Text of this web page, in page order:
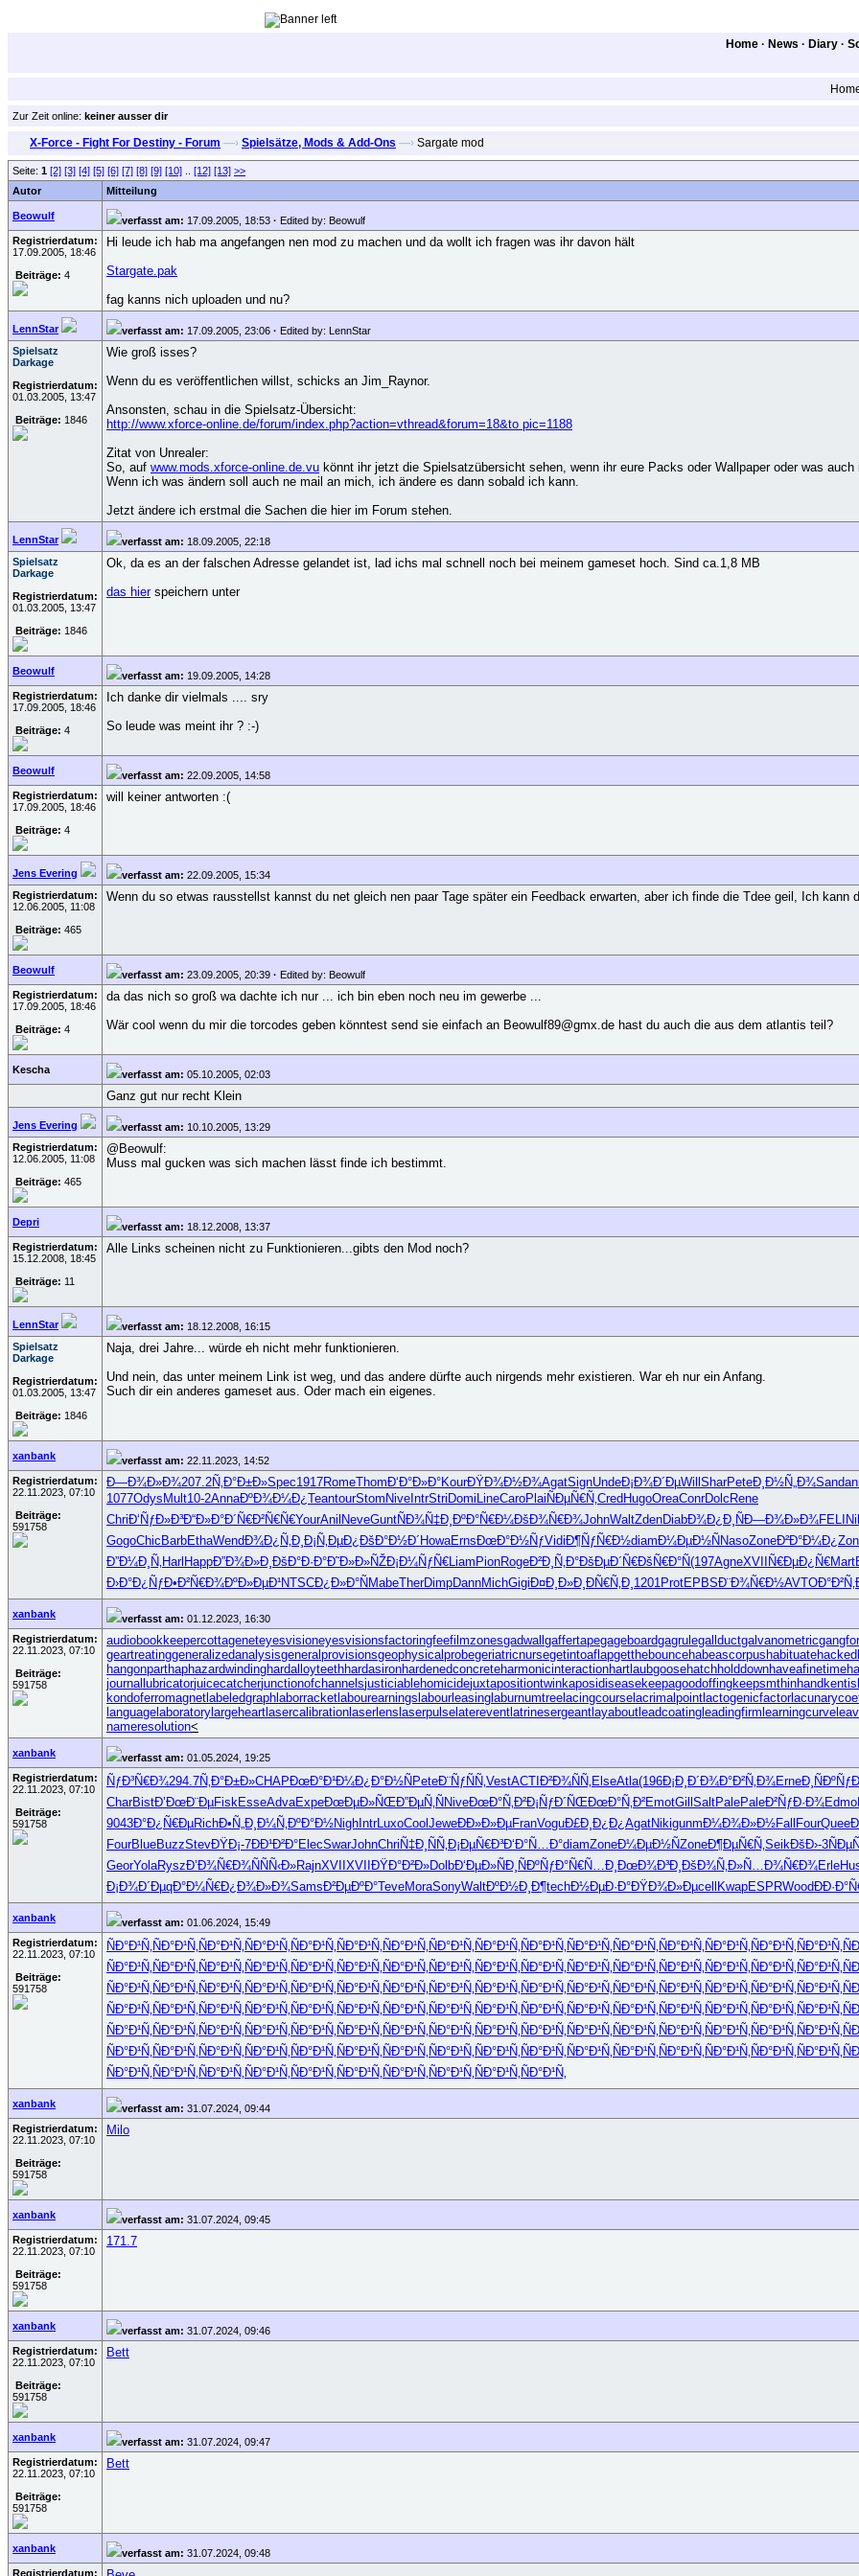
Home· News · Diary·
Zur Zeit online: keiner ausser dir
X-Force - Fight For Destiny - Forum —› Spielsätze, Mods & Add-Ons —› Sargate mod
Seite: 1 [2] [3] [4] [5] [6] [7] [8] [9] [10] [12] [13] >>
Autor
Mitteilung
Beowulf verfasst am: 17.09.2005, 18:53 · Edited by: Beowulf
Registrierdatum:
17.09.2005, 18:46
Beiträge: 4
Hi leude ich hab ma angefangen nen mod zu machen und da wollt ich fragen was ihr davon hält
Stargate.pak
fag kanns nich uploaden und nu?
LennStar verfasst am: 17.09.2005, 23:06 · Edited by: LennStar
Spielsatz
Darkage
Registrierdatum:
01.03.2005, 13:47
Beiträge: 1846
Wie groß isses?
Wenn du es veröffentlichen willst, schicks an Jim_Raynor.
Ansonsten, schau in die Spielsatz-Übersicht:
http://www.xforce-online.de/forum/index.php?action=vthread&forum=18&to pic=1188
Zitat von Unrealer:
So, auf www.mods.xforce-online.de.vu könnt ihr jetzt die Spielsatzübersicht sehen, wenn ihr eure Packs oder Wallpaper oder was
Wenn ich was ändern soll auch ne mail an mich, ich ändere es dann sobald ich kann.
Jetzt ändere ich erstmal die Sachen die hier im Forum stehen.
LennStar verfasst am: 18.09.2005, 22:18
Spielsatz
Darkage
Registrierdatum:
01.03.2005, 13:47
Beiträge: 1846
Ok, da es an der falschen Adresse gelandet ist, lad ichs mal schnell noch bei meinem gameset hoch. Sind ca.1,8 MB
das hierspeichern unter
Beowulf verfasst am: 19.09.2005, 14:28
Registrierdatum:
17.09.2005, 18:46
Beiträge: 4
Ich danke dir vielmals .... sry
So leude was meint ihr ? :-)
Beowulf verfasst am: 22.09.2005, 14:58
Registrierdatum:
17.09.2005, 18:46
Beiträge: 4
will keiner antworten :(
Jens Evering verfasst am: 22.09.2005, 15:34
Registrierdatum:
12.06.2005, 11:08
Beiträge: 465
Wenn du so etwas rausstellst kannst du net gleich nen paar Tage später ein Feedback erwarten, aber ich finde die Tdee geil, Ich
Beowulf verfasst am: 23.09.2005, 20:39 · Edited by: Beowulf
Registrierdatum:
17.09.2005, 18:46
Beiträge: 4
da das nich so groß wa dachte ich nur ... ich bin eben noch neu im gewerbe ...
Wär cool wenn du mir die torcodes geben könntest send sie einfach an Beowulf89@gmx.de hast du auch die aus dem atlantis teil?
Kescha verfasst am: 05.10.2005, 02:03
Ganz gut nur recht Klein
Jens Evering verfasst am: 10.10.2005, 13:29
Registrierdatum:
12.06.2005, 11:08
Beiträge: 465
@Beowulf:
Muss mal gucken was sich machen lässt finde ich bestimmt.
Depri verfasst am: 18.12.2008, 13:37
Registrierdatum:
15.12.2008, 18:45
Beiträge: 11
Alle Links scheinen nicht zu Funktionieren...gibts den Mod noch?
LennStar verfasst am: 18.12.2008, 16:15
Spielsatz
Darkage
Registrierdatum:
01.03.2005, 13:47
Beiträge: 1846
Naja, drei Jahre... würde eh nicht mehr funktionieren.
Und nein, das unter meinem Link ist weg, und das andere dürfte auch nirgends mehr existieren. War eh nur ein Anfang.
Such dir ein anderes gameset aus. Oder mach ein eigenes.
xanbank verfasst am: 22.11.2023, 14:52
Registrierdatum:
22.11.2023, 07:10
Beiträge:
591758
Ð—Ð¾Ð»Ð¾207.2Ñ‚Ð°Ð±Ð»Spec1917RomeThomÐ‘Ð°Ð»Ð°KourÐŸÐ¾Ð½Ð¾AgatSignUndeÐ¡Ð¾Ð´ÐµWill SharPeteÐ¸Ð½Ñ„Ð¾Sand
1077Odys Mult10-2AnnaÐºÐ¾Ð¼Ð¿ TeantourStom Nive IntrStri Domi LineCaroPlai ÑÐµÑ€Ñ‚Cred HugoOreaConrDolc Rene
ChriÐ‘ÑƒÐ»Ð³Ð“Ð»Ð°Ð´ Ñ€Ð²Ñ€Ñ€YourAnil NeveGuntÑÐ¾Ñ‡Ð¸ ÐºÐ°Ñ€Ð¼ÐšÐ¾Ñ€Ð¾JohnWaltZdenDiabÐ¾Ð¿Ð¸ÑÐ—Ð¾Ð»Ð¾FELI
GogoChic BarbEthaWendÐ¾Ð¿Ñ‚Ð¸ Ð¡Ñ‚ÐµÐ¿ ÐšÐ°Ð½Ð´ HowaErnsÐœÐ°Ð½ÑƒVidiÐ¶ÑƒÑ€Ð½diamÐ¼ÐµÐ½Ñ NasoZoneÐ²Ð°Ð¼Ð¿
Ð”Ð¼Ð¸Ñ‚ Harl HappÐ”Ð¾Ð»Ð¸ ÐšÐ°Ð·Ð°Ð˜Ð»Ð»ÑŽÐ¡Ð¼ÑƒÑ€Liam PionRogeÐ²Ð¸Ñ‚Ð°ÐšÐµÐ´Ñ€ÐšÑ€Ð°Ñ(197AgneXVII Ñ€ÐµÐ¿Ñ€Mart
Ð›Ð°Ð¿ÑƒÐ•Ð²Ñ€Ð¾ÐºÐ»ÐµÐ¹NTSCÐ¿Ð»Ð°Ñ MabeTherDimpDannMichGigiÐ¤Ð¸Ð»Ð¸ ÐÑ€Ñ‚Ð¸ 1201ProtEPBSÐ¨Ð¾Ñ€Ð½AVTO
xanbank verfasst am: 01.12.2023, 16:30
Registrierdatum:
22.11.2023, 07:10
Beiträge:
591758
audiobookkeepercottageneteyesvisioneyesvisionsfactoringfeefilmzonesgadwall gaffertapegageboardgagrulegallductgalvanometric
geartreatinggeneralizedanalysisgeneralprovisionsgeophysicalprobegeriatricnursegetintoaflapgetthebouncehabeascorpus habituate
hangonparthaphazardwindinghardalloyteethhardasironhardenedconcreteharmonicinteractionhartlaubgoosehatchholddownhaveafinetime
journallubricatorjuicecatcherjunctionofchannelsjusticiablehomicidejuxtapositiontwinkaposidiseasekeepagoodoffingkeepsmthinhand
kondoferromagnet labeledgraph laborracket labourearnings labourleasing laburnumtree lacingcourse lacrimalpoint lactogenicfactor
languagelaboratory largeheart lasercalibration laserlens laserpulse laterevent latrinesergeant layabout leadcoating leadingfirm learningcurve
nameresolution<
xanbank verfasst am: 01.05.2024, 19:25
Registrierdatum:
22.11.2023, 07:10
Beiträge:
591758
ÑƒÐ³Ñ€Ð¾294.7Ñ‚Ð°Ð±Ð»CHAPÐœÐ°Ð¹Ð¼Ð¿Ð°Ð½Ñ PeteÐ¨ÑƒÑÑ‚VestACTI Ð²Ð¾ÑÑ‚ ElseAtla(196Ð¡Ð¸Ð´Ð¾Ð°Ð²Ñ‚Ð¾ErneÐ¸ÑÐºÑƒ
CharBistÐ’ÐœÐ¨ÐµFiskEsseAdvaExpeÐœÐµÐ»ÑŒÐ”ÐµÑ‚Ñ NiveÐœÐ°Ñ‚Ð²Ð¡ÑƒÐ´ÑŒÐœÐ°Ñ‚Ð²EmotGill SaltPalePaleÐ²ÑƒÐ·Ð¾Edmo
9043Ð°Ð¿Ñ€ÐµRichÐ•Ñ„Ð¸Ð¼Ñ‚ÐºÐ°Ð½Nigh IntrLuxoCool JeweÐÐ»Ð»ÐµFranVoguÐ£Ð¸Ð¿Ð¿ AgatNikigunmÐ¼Ð¾Ð»Ð½Fall FourQuee
FourBlueBuzzStevÐŸÐ¡-7ÐÐ¹Ð²Ð°ElecSwarJohnChri Ñ‡Ð¸ÑÑ‚Ð¡ÐµÑ€Ð³Ð‘Ð°Ñ…Ð°diamZoneÐ¼ÐµÐ½ÑZoneÐ¶ÐµÑ€Ñ‚SeikÐšÐ›-3
GeorYolaRyszÐ’Ð¾Ñ€Ð¾ÑÑÑ‹Ð»RajnXVII XVII ÐŸÐ°Ð²Ð»DolbÐ‘ÐµÐ»ÑÐ¸ÑÐºÑƒÐ°Ñ€Ñ…Ð¸ ÐœÐ¾Ð³Ð¸ ÐšÐ¾Ñ‚Ð»Ñ…Ð¾Ñ€Ð¾Erle
Ð¡Ð¾Ð´ÐµqÐ°Ð¼Ñ€Ð¿Ð¾Ð»Ð¾SamsÐ²ÐµÐºÐ°TeveMoraSonyWaltÐºÐ½Ð¸Ð¶techÐ½ÐµÐ·Ð°ÐŸÐ¾Ð»Ðµcell KwapESPRWood
xanbank verfasst am: 01.06.2024, 15:49
Registrierdatum:
22.11.2023, 07:10
Beiträge:
591758
ÑÐ°Ð¹Ñ‚ ÑÐ°Ð¹Ñ‚ ÑÐ°Ð¹Ñ‚ ÑÐ°Ð¹Ñ‚ ÑÐ°Ð¹Ñ‚ ÑÐ°Ð¹Ñ‚ ÑÐ°Ð¹Ñ‚ ÑÐ°Ð¹Ñ‚ ÑÐ°Ð¹Ñ‚ ÑÐ°Ð¹Ñ‚ ÑÐ°Ð¹Ñ‚ ÑÐ°Ð¹Ñ‚ ÑÐ°Ð¹Ñ‚ ÑÐ°Ð¹Ñ‚ ÑÐ°Ð¹Ñ‚ ÑÐ°Ð¹Ñ‚
ÑÐ°Ð¹Ñ‚ ÑÐ°Ð¹Ñ‚ ÑÐ°Ð¹Ñ‚ ÑÐ°Ð¹Ñ‚ ÑÐ°Ð¹Ñ‚ ÑÐ°Ð¹Ñ‚ ÑÐ°Ð¹Ñ‚ ÑÐ°Ð¹Ñ‚ ÑÐ°Ð¹Ñ‚ ÑÐ°Ð¹Ñ‚ ÑÐ°Ð¹Ñ‚ ÑÐ°Ð¹Ñ‚ ÑÐ°Ð¹Ñ‚ ÑÐ°Ð¹Ñ‚ ÑÐ°Ð¹Ñ‚ ÑÐ°Ð¹Ñ‚
ÑÐ°Ð¹Ñ‚ ÑÐ°Ð¹Ñ‚ ÑÐ°Ð¹Ñ‚ ÑÐ°Ð¹Ñ‚ ÑÐ°Ð¹Ñ‚ ÑÐ°Ð¹Ñ‚ ÑÐ°Ð¹Ñ‚ ÑÐ°Ð¹Ñ‚ ÑÐ°Ð¹Ñ‚ ÑÐ°Ð¹Ñ‚ ÑÐ°Ð¹Ñ‚ ÑÐ°Ð¹Ñ‚ ÑÐ°Ð¹Ñ‚ ÑÐ°Ð¹Ñ‚ ÑÐ°Ð¹Ñ‚ ÑÐ°Ð¹Ñ‚
ÑÐ°Ð¹Ñ‚ ÑÐ°Ð¹Ñ‚ ÑÐ°Ð¹Ñ‚ ÑÐ°Ð¹Ñ‚ ÑÐ°Ð¹Ñ‚ ÑÐ°Ð¹Ñ‚ ÑÐ°Ð¹Ñ‚ ÑÐ°Ð¹Ñ‚ ÑÐ°Ð¹Ñ‚ ÑÐ°Ð¹Ñ‚ ÑÐ°Ð¹Ñ‚ ÑÐ°Ð¹Ñ‚ ÑÐ°Ð¹Ñ‚ ÑÐ°Ð¹Ñ‚ ÑÐ°Ð¹Ñ‚ ÑÐ°Ð¹Ñ‚
ÑÐ°Ð¹Ñ‚ ÑÐ°Ð¹Ñ‚ ÑÐ°Ð¹Ñ‚ ÑÐ°Ð¹Ñ‚ ÑÐ°Ð¹Ñ‚ ÑÐ°Ð¹Ñ‚ ÑÐ°Ð¹Ñ‚ ÑÐ°Ð¹Ñ‚ ÑÐ°Ð¹Ñ‚ ÑÐ°Ð¹Ñ‚ ÑÐ°Ð¹Ñ‚ ÑÐ°Ð¹Ñ‚ ÑÐ°Ð¹Ñ‚ ÑÐ°Ð¹Ñ‚ ÑÐ°Ð¹Ñ‚ ÑÐ°Ð¹Ñ‚
ÑÐ°Ð¹Ñ‚ ÑÐ°Ð¹Ñ‚ ÑÐ°Ð¹Ñ‚ ÑÐ°Ð¹Ñ‚ ÑÐ°Ð¹Ñ‚ ÑÐ°Ð¹Ñ‚ ÑÐ°Ð¹Ñ‚ ÑÐ°Ð¹Ñ‚ ÑÐ°Ð¹Ñ‚ ÑÐ°Ð¹Ñ‚ ÑÐ°Ð¹Ñ‚ ÑÐ°Ð¹Ñ‚ ÑÐ°Ð¹Ñ‚ ÑÐ°Ð¹Ñ‚ ÑÐ°Ð¹Ñ‚ ÑÐ°Ð¹Ñ‚
ÑÐ°Ð¹Ñ‚ ÑÐ°Ð¹Ñ‚ ÑÐ°Ð¹Ñ‚ ÑÐ°Ð¹Ñ‚ ÑÐ°Ð¹Ñ‚ ÑÐ°Ð¹Ñ‚ ÑÐ°Ð¹Ñ‚ ÑÐ°Ð¹Ñ‚ ÑÐ°Ð¹Ñ‚ ÑÐ°Ð¹Ñ‚
xanbank verfasst am: 31.07.2024, 09:44
Registrierdatum:
22.11.2023, 07:10
Beiträge:
591758
Milo
xanbank verfasst am: 31.07.2024, 09:45
Registrierdatum:
22.11.2023, 07:10
Beiträge:
591758
171.7
xanbank verfasst am: 31.07.2024, 09:46
Registrierdatum:
22.11.2023, 07:10
Beiträge:
591758
Bett
xanbank verfasst am: 31.07.2024, 09:47
Registrierdatum:
22.11.2023, 07:10
Beiträge:
591758
Bett
xanbank verfasst am: 31.07.2024, 09:48
Registrierdatum: